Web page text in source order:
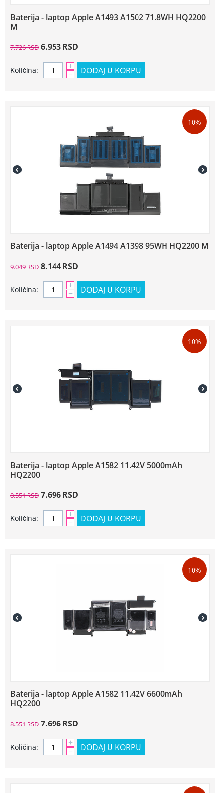
Baterija - laptop Apple A1493 A1502 71.8WH HQ2200
M
7.726RSD 6.953RSD
Količina: +
− DODAJ U KORPU
10%
Baterija - laptop Apple A1494 A1398 95WH HQ2200 M
9.049RSD 8.144RSD
Količina: +
− DODAJ U KORPU
10%
Baterija - laptop Apple A1582 11.42V 5000mAh
HQ2200
8.551RSD 7.696RSD
Količina: +
− DODAJ U KORPU
10%
Baterija - laptop Apple A1582 11.42V 6600mAh
HQ2200
8.551RSD 7.696RSD
Količina: +
− DODAJ U KORPU